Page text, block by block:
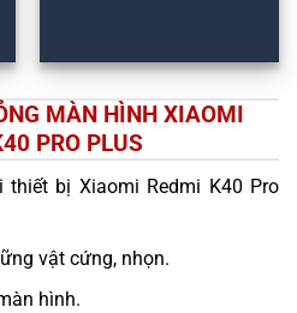
MÀN HÌNH XIAOMI
PRO PLUS
bị Xiaomi Redmi K40 Pro
vật cứng, nhọn.
hình.